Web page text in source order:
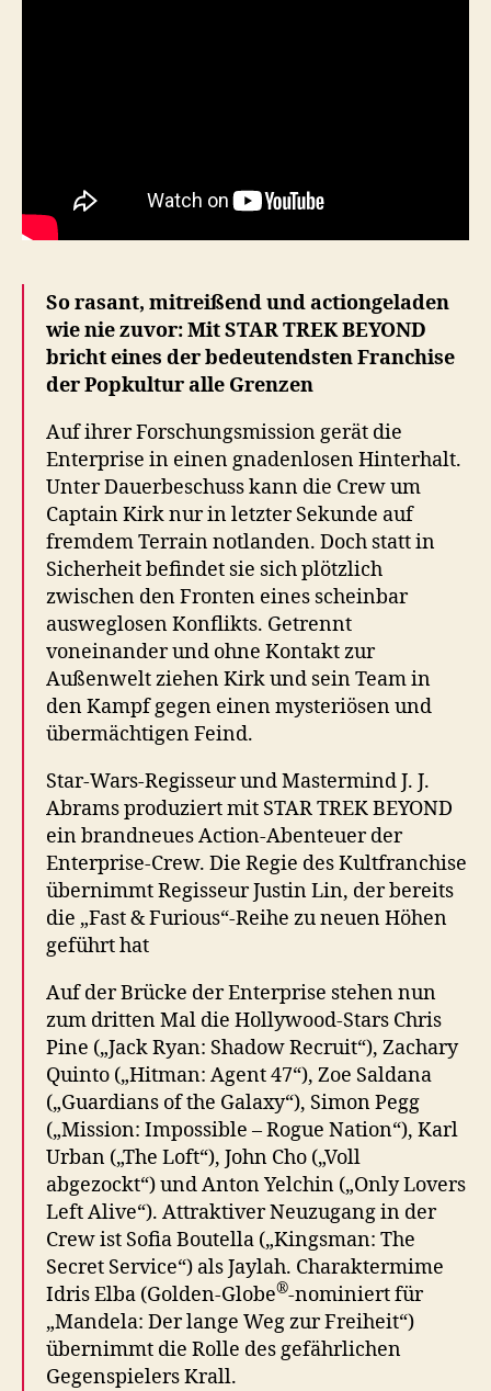
So rasant, mitreißend und actiongeladen
wie nie zuvor: Mit STAR TREK BEYOND
bricht eines der bedeutendsten Franchise
der Popkultur alle Grenzen
Auf ihrer Forschungsmission gerät die
Enterprise in einen gnadenlosen Hinterhalt.
Unter Dauerbeschuss kann die Crew um
Captain Kirk nur in letzter Sekunde auf
fremdem Terrain notlanden. Doch statt in
Sicherheit befindet sie sich plötzlich
zwischen den Fronten eines scheinbar
ausweglosen Konflikts. Getrennt
voneinander und ohne Kontakt zur
Außenwelt ziehen Kirk und sein Team in
den Kampf gegen einen mysteriösen und
übermächtigen Feind.
Star-Wars-Regisseur und Mastermind J. J.
Abrams produziert mit STAR TREK BEYOND
ein brandneues Action-Abenteuer der
Enterprise-Crew. Die Regie des Kultfranchise
übernimmt Regisseur Justin Lin, der bereits
die „Fast & Furious“-Reihe zu neuen Höhen
geführt hat
Auf der Brücke der Enterprise stehen nun
zum dritten Mal die Hollywood-Stars Chris
Pine („Jack Ryan: Shadow Recruit“), Zachary
Quinto („Hitman: Agent 47“), Zoe Saldana
(„Guardians of the Galaxy“), Simon Pegg
(„Mission: Impossible – Rogue Nation“), Karl
Urban („The Loft“), John Cho („Voll
abgezockt“) und Anton Yelchin („Only Lovers
Left Alive“). Attraktiver Neuzugang in der
Crew ist Sofia Boutella („Kingsman: The
Secret Service“) als Jaylah. Charaktermime
Idris Elba (Golden-Globe®-nominiert für
„Mandela: Der lange Weg zur Freiheit“)
übernimmt die Rolle des gefährlichen
Gegenspielers Krall.